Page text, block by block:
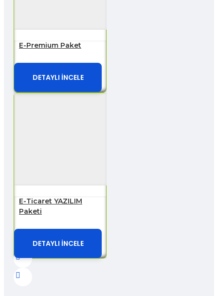
E-Premium Paket
DETAYLI İNCELE
E-Ticaret YAZILIM
Paketi
DETAYLI İNCELE